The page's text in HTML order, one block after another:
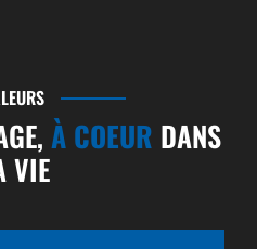
À COEUR DANS
VIE